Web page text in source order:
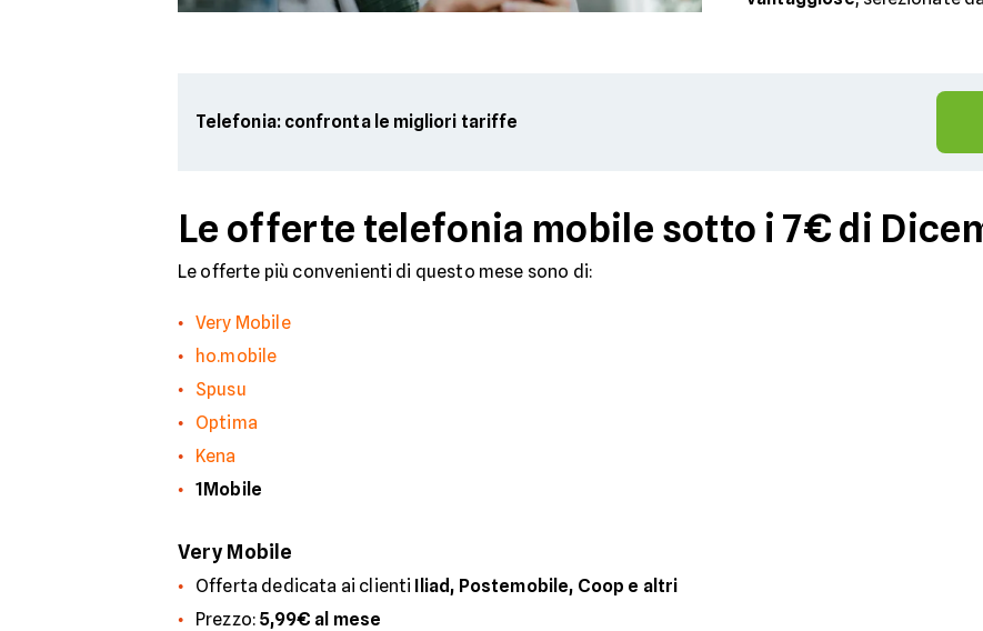
Telefonia: confronta le migliori tariffe
Le offerte telefonia mobile sotto i 7€ di
Le offerte più convenienti di questo mese sono di:
Very Mobile
ho.mobile
Spusu
Optima
Kena
1Mobile
Very Mobile
Offerta dedicata ai clienti Iliad, Postemobile, Coop e altri
Prezzo:5,99€ al mese